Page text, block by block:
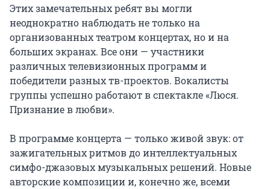
Этих замечательных ребят вы могли
неоднократно наблюдать не только на
организованных театром концертах, но и на
больших экранах. Все они — участники
различных телевизионных программ и
победители разных тв-проектов. Вокалисты
группы успешно работают в спектакле «Люся.
Признание в любви».
В программе концерта — только живой звук: от
зажигательных ритмов до интеллектуальных
симфо-джазовых музыкальных решений. Новые
авторские композиции и, конечно же, всеми